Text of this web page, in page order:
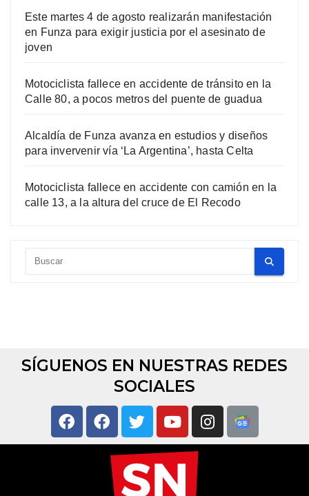
Este martes 4 de agosto realizarán manifestación
en Funza para exigir justicia por el asesinato de
joven
Motociclista fallece en accidente de tránsito en la
Calle 80, a pocos metros del puente de guadua
Alcaldía de Funza avanza en estudios y diseños
para invervenir vía ‘La Argentina’, hasta Celta
Motociclista fallece en accidente con camión en la
calle 13, a la altura del cruce de El Recodo
SÍGUENOS EN NUESTRAS REDES
SOCIALES